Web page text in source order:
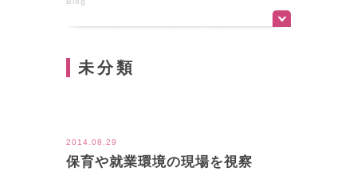
未分類
2014.08.29
保育や就業環境の現場を視察